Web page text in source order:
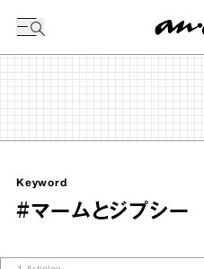
Keyword
#マームとジプシー